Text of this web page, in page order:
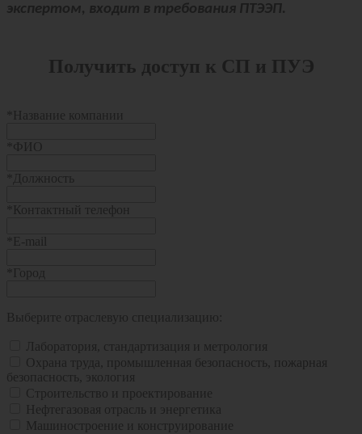
экспертом, входит в требования ПТЭЭП.
Получить доступ к СП и ПУЭ
Название компании
ФИО
Должность
Контактный телефон
E-mail
Город
Выберите отраслевую специализацию:
Лаборатория, стандартизация и метрология
Охрана труда, промышленная безопасность, пожарная
безопасность, экология
Строительство и проектирование
Нефтегазовая отрасль и энергетика
Машиностроение и конструирование